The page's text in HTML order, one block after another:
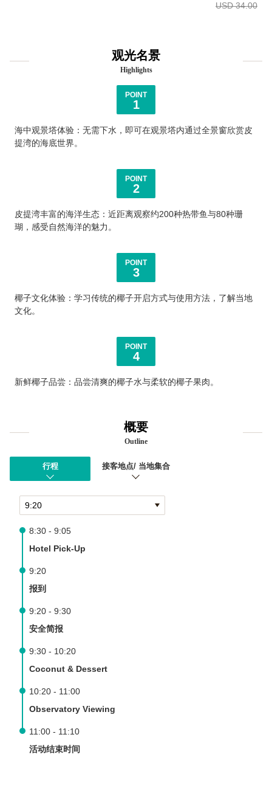
USD 34.00
观光名景
Highlights
POINT
1
海中观景塔体验：无需下水，即可在观景塔内通过全景窗欣赏皮
提湾的海底世界。
POINT
2
皮提湾丰富的海洋生态：近距离观察约200种热带鱼与80种珊
瑚，感受自然海洋的魅力。
POINT
3
椰子文化体验：学习传统的椰子开启方式与使用方法，了解当地
文化。
POINT
4
新鲜椰子品尝：品尝清爽的椰子水与柔软的椰子果肉。
概要
Outline
行程 接客地点/ 当地集合
8:30 - 9:05
Hotel Pick-Up
9:20
报到
9:20 - 9:30
安全简报
9:30 - 10:20
Coconut & Dessert
10:20 - 11:00
Observatory Viewing
11:00 - 11:10
活动结束时间